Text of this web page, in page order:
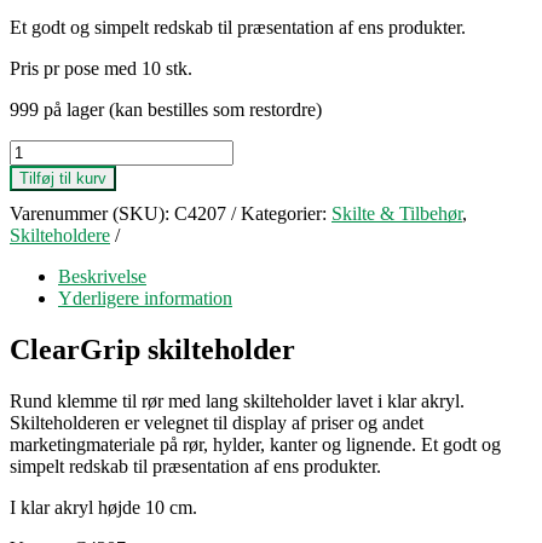
Et godt og simpelt redskab til præsentation af ens produkter.
Pris pr pose med 10 stk.
999 på lager (kan bestilles som restordre)
ClearGrip
skilteholder
-
C4207
-
antal
Tilføj til kurv
Varenummer (SKU): C4207 Kategorier: Skilte & Tilbehør,
Skilteholdere
Beskrivelse
Yderligere information
ClearGrip skilteholder
Rund klemme til rør med lang skilteholder lavet i klar akryl.
Skilteholderen er velegnet til display af priser og andet
marketingmateriale på rør, hylder, kanter og lignende. Et godt og
simpelt redskab til præsentation af ens produkter.
I klar akryl højde 10 cm.